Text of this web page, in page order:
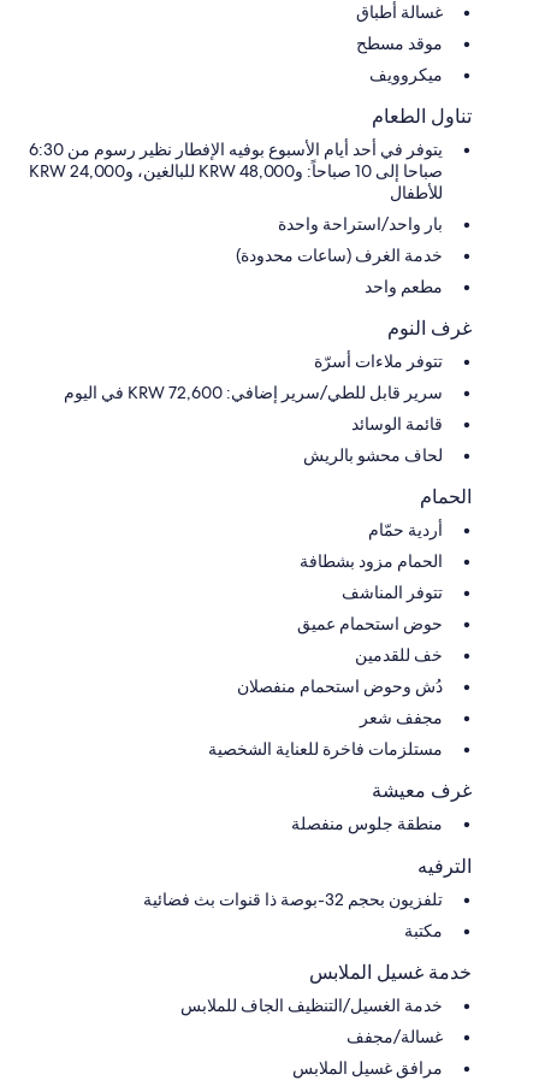
غسالة أطباق
موقد مسطح
ميكروويف
تناول الطعام
يتوفر في أحد أيام الأسبوع بوفيه الإفطار نظير رسوم من 6:30
صباحا إلى 10 صباحاً: و48,000 KRW للبالغين، و24,000 KRW
للأطفال
بار واحد/استراحة واحدة
خدمة الغرف (ساعات محدودة)
مطعم واحد
غرف النوم
تتوفر ملاءات أسرّة
سرير قابل للطي/سرير إضافي: KRW 72,600 في اليوم
قائمة الوسائد
لحاف محشو بالريش
الحمام
أردية حمّام
الحمام مزود بشطافة
تتوفر المناشف
حوض استحمام عميق
خف للقدمين
دُش وحوض استحمام منفصلان
مجفف شعر
مستلزمات فاخرة للعناية الشخصية
غرف معيشة
منطقة جلوس منفصلة
الترفيه
تلفزيون بحجم 32-بوصة ذا قنوات بث فضائية
مكتبة
خدمة غسيل الملابس
خدمة الغسيل/التنظيف الجاف للملابس
غسالة/مجفف
مرافق غسيل الملابس